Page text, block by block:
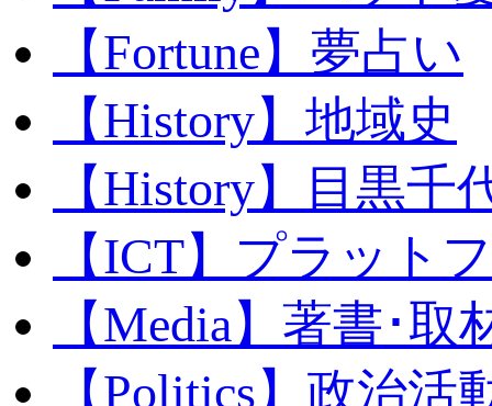
【Fortune】夢占い
【History】地域史
【History】目黒千
【ICT】プラット
【Media】著書･取
【Politics】政治活